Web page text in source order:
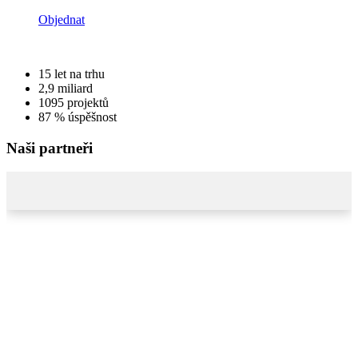
Objednat
15 let na trhu
2,9 miliard
1095 projektů
87 % úspěšnost
Naši partneři